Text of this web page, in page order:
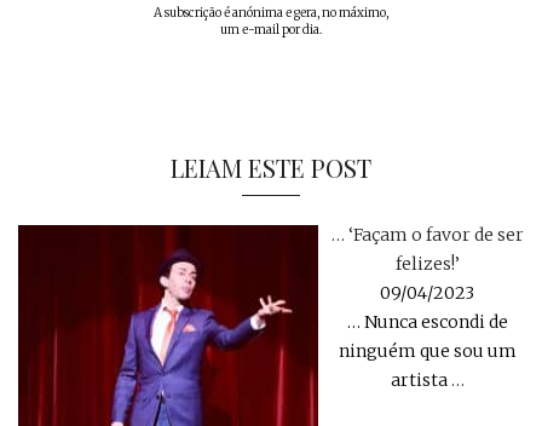
A subscrição é anónima e gera, no máximo,
um e-mail por dia.
LEIAM ESTE POST
… ‘Façam o favor de ser
felizes!’
09/04/2023
… Nunca escondi de
ninguém que sou um
artista…